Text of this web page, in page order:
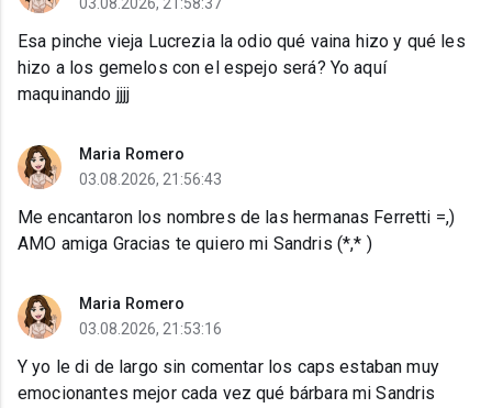
Esa pinche vieja Lucrezia la odio qué vaina hizo y qué les
hizo a los gemelos con el espejo será? Yo aquí
maquinando jjjj
Maria Romero
03.08.2026, 21:56:43
Me encantaron los nombres de las hermanas Ferretti =,)
AMO amiga Gracias te quiero mi Sandris (*,* )
Maria Romero
03.08.2026, 21:53:16
Y yo le di de largo sin comentar los caps estaban muy
emocionantes mejor cada vez qué bárbara mi Sandris